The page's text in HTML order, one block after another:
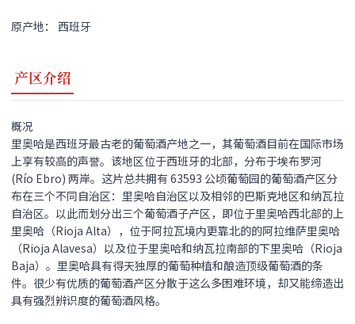
原产地： 西班牙
产区介绍
概况
里奥哈是西班牙最古老的葡萄酒产地之一，其葡萄酒目前在国际市场
上享有较高的声誉。该地区位于西班牙的北部，分布于埃布罗河
(Río Ebro) 两岸。这片总共拥有 63593 公顷葡萄园的葡萄酒产区分
布在三个不同自治区：里奥哈自治区以及相邻的巴斯克地区和纳瓦拉
自治区。以此而划分出三个葡萄酒子产区，即位于里奥哈西北部的上
里奥哈（Rioja Alta），位于阿拉瓦境内更靠北的的阿拉维萨里奥哈
（Rioja Alavesa）以及位于里奥哈和纳瓦拉南部的下里奥哈（Rioja
Baja）。里奥哈具有得天独厚的葡萄种植和酿造顶级葡萄酒的条
件。很少有优质的葡萄酒产区分散于这么多困难环境，却又能缔造出
具有强烈辨识度的葡萄酒风格。